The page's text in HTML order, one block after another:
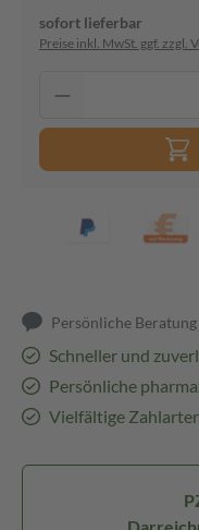
sofort lieferbar
Preise inkl. MwSt. ggf. zzgl.
Persönliche Beratung
Schneller und
Persönliche
Vielfältige